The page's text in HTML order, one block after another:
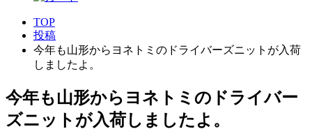
TOP
投稿
今年も山形からヨネトミのドライバーズニットが入荷
しましたよ。
今年も山形からヨネトミのドライバー
ズニットが入荷しましたよ。